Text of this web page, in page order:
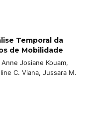
Temporal da
de Mobilidade
Josiane Kouam,
C. Viana, Jussara M.